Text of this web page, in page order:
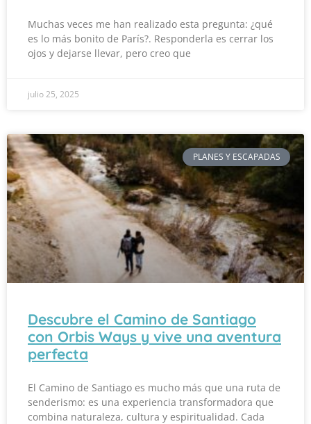
Muchas veces me han realizado esta pregunta: ¿qué
es lo más bonito de París?. Responderla es cerrar los
ojos y dejarse llevar, pero creo que
julio 25, 2025
PLANES Y ESCAPADAS
Descubre el Camino de Santiago
con Orbis Ways y vive una aventura
perfecta
El Camino de Santiago es mucho más que una ruta de
senderismo: es una experiencia transformadora que
combina naturaleza, cultura y espiritualidad. Cada